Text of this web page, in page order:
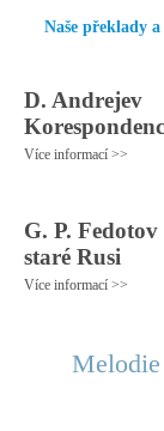
Naše překlady
D. Andrejev
Více informací >>
G. P.
staré Rusi
Více informací >>